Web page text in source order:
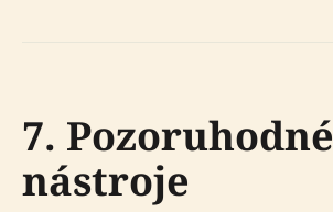
7. Pozoruhodné
nástroje